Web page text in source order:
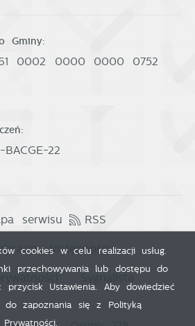
Gminy:
0002 0000 0000 0752
BACGE-22
serwisu RSS
dostępności
cookies w celu realizacji usług.
przechowywania lub dostępu do
przycisk Ustawienia. Aby dowiedzieć
do zapoznania się z Polityką